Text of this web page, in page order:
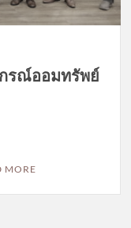
รณ์ออมทรัพย์
MORE